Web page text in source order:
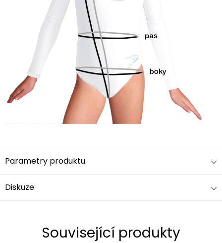
Parametry produktu
Diskuze
Související produkty